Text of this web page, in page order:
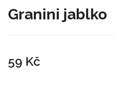
Granini jablko
59 Kč